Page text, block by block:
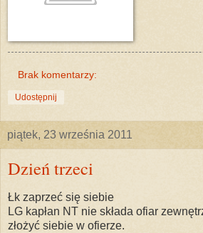
Brak komentarzy:
Udostępnij
piątek, 23 września 2011
Dzień trzeci
Łk zaprzeć się siebie
LG kapłan NT nie składa ofiar
złożyć siebie w ofierze.